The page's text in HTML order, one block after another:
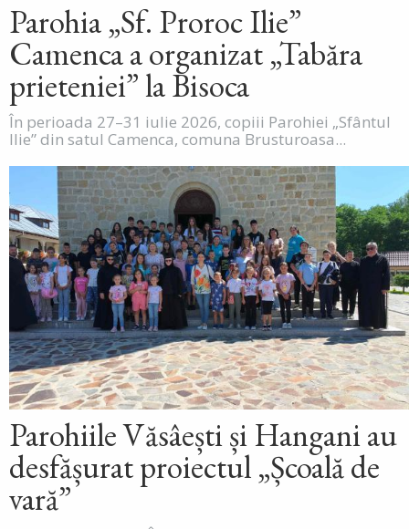
Parohia „Sf. Proroc Ilie”
Camenca a organizat „Tabăra
prieteniei” la Bisoca
În perioada 27–31 iulie 2026, copiii Parohiei „Sfântul
Ilie” din satul Camenca, comuna Brusturoasa...
Parohiile Văsâești și Hangani au
desfășurat proiectul „Școală de
vară”